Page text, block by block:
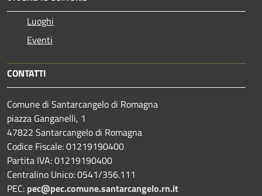
Luoghi
Eventi
CONTATTI
Comune di Santarcangelo di Romagna
piazza Ganganelli, 1
47822 Santarcangelo di Romagna
Codice Fiscale: 01219190400
Partita IVA: 01219190400
Centralino Unico: 0541/356.111
PEC: pec@pec.comune.santarcangelo.rn.it